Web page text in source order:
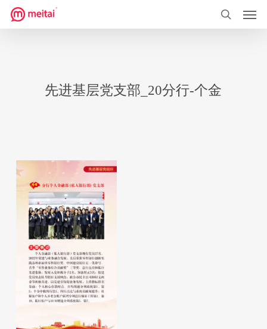
到
搜索
先进基层党支部_20分行-个金